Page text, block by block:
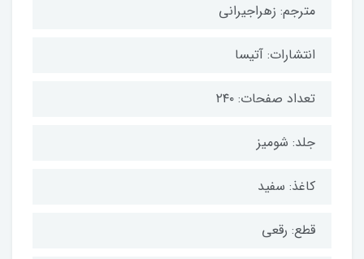
مترجم: زهراجیرانی
انتشارات: آتیسا
تعداد صفحات: ۲۴۰
جلد: شومیز
کاغذ: سفید
قطع: رقعی